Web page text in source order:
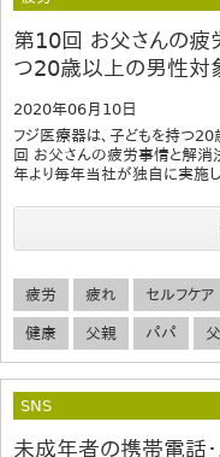
第10回 お父さんの疲
つ20歳以上の男性対
2020年06月10日
フジ医療器は、子どもを持つ
回 お父さんの疲労事情と解消
年より毎年当社が独自に実施
疲労 疲れ セルフケア
健康 父親 パパ
SNS
未成年者の携帯電話・